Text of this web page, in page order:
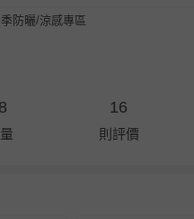
防曬/涼感專區
16
則評價